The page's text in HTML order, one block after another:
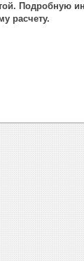
Подробную
расчету.